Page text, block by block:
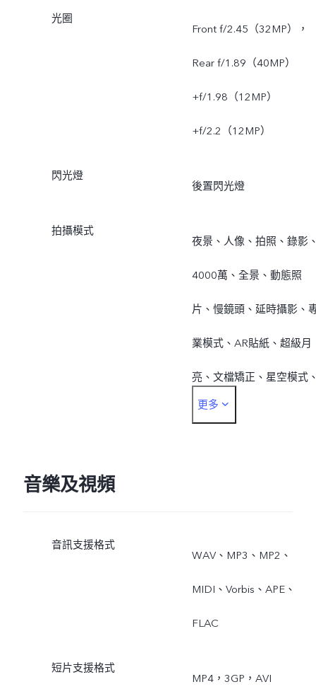
光圈
Front f/2.45（32MP），
Rear f/1.89（40MP）
+f/1.98（12MP）
+f/2.2（12MP）
閃光燈
後置閃光燈
拍攝模式
夜景、人像、拍照、錄影
4000萬、全景、動態照
片、慢鏡頭、延時攝影、
業模式、AR貼紙、超級月
亮、文檔矯正、星空模式
運動抓拍
更多
音樂及視頻
音訊支援格式
WAV、MP3、MP2、
MIDI、Vorbis、APE、
FLAC
短片支援格式
MP4，3GP，AVI